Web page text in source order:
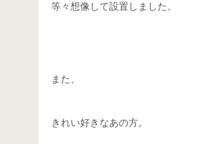
等々想像して設置しました。
また、
きれい好きなあの方。